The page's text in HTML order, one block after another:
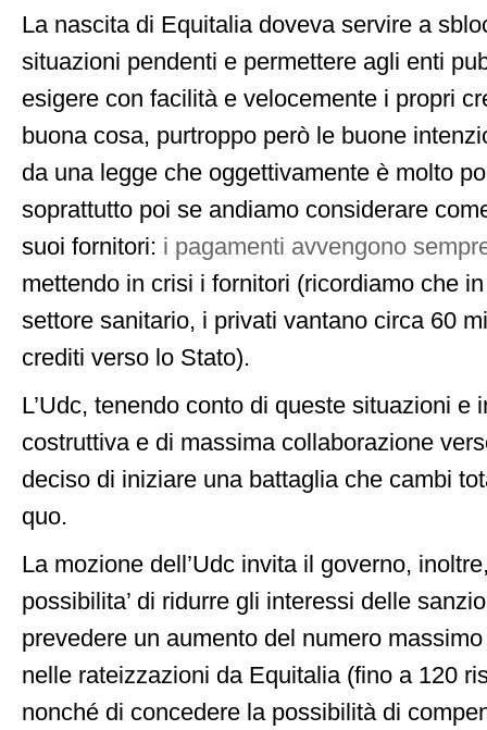
La nascita di Equitalia doveva servire a
situazioni pendenti e permettere agli enti
esigere con facilità e velocemente i propri
buona cosa, purtroppo però le buone
da una legge che oggettivamente è molto
soprattutto poi se andiamo considerare
suoi fornitori: i pagamenti avvengono
mettendo in crisi i fornitori (ricordiamo che
settore sanitario, i privati vantano circa 60
crediti verso lo Stato).
L’Udc, tenendo conto di queste situazioni e
costruttiva e di massima collaborazione
deciso di iniziare una battaglia che cambi
quo.
La mozione dell’Udc invita il governo,
possibilita’ di ridurre gli interessi delle
prevedere un aumento del numero
nelle rateizzazioni da Equitalia (fino a 120
nonché di concedere la possibilità di